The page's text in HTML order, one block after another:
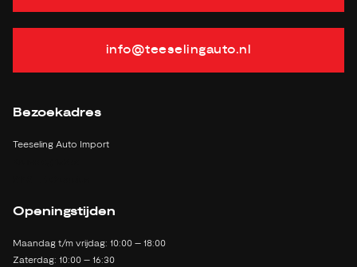
info@teeselingauto.nl
Bezoekadres
Teeseling Auto Import
Openingstijden
Maandag t/m vrijdag: 10:00 – 18:00
Zaterdag: 10:00 – 16:30